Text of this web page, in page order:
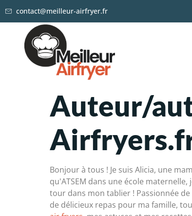
contact@meilleur-airfryer.fr
Auteur/
Bonjour à tous ! Je suis Alicia, une
qu'ATSEM dans une école
tour dans mon tablier ! Passionnée
de délicieux repas pour ma famille,